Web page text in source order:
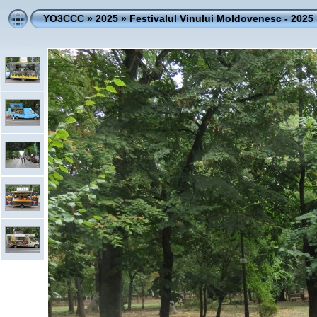
YO3CCC»2025»Festivalul Vinului Moldovenesc - 2025